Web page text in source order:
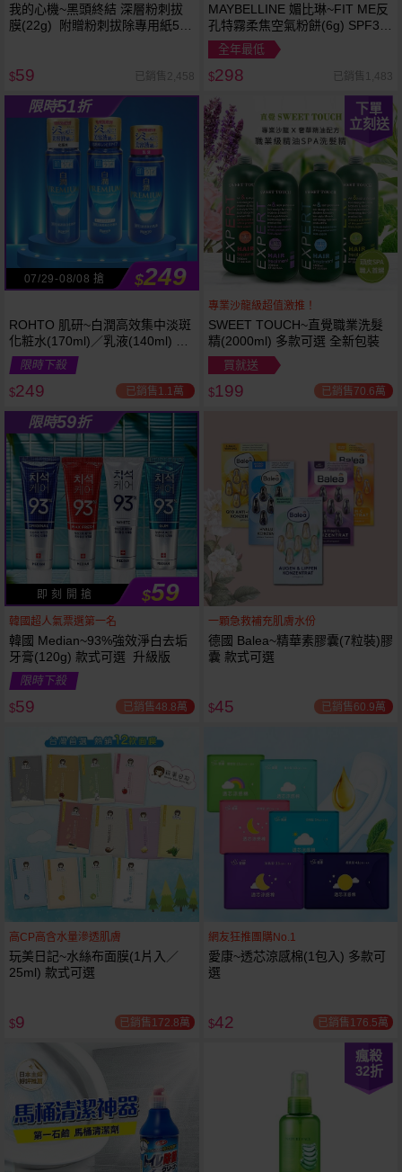
越多越
便宜
我的心機~黑頭終結 深層粉刺拔
膜(22g) 附贈粉刺拔除專用紙50
$59 已銷售2,458
MAYBELLINE 媚比琳~FIT ME反
孔特霧柔焦空氣粉餅(6g) SPF32
PA+++ 款式可選 空氣小圓餅
全年最低
$298 已銷售1,483
限時51折
07/29-08/08 搶 $249
ROHTO 肌研~白潤高效集中淡斑
化粧水(170ml)／乳液(140ml) 款
式可選
限時下殺
$249 已銷售1.1萬
下單
立刻送
專業沙龍級超值激推！
SWEET TOUCH~直覺職業洗髮
精(2000ml) 多款可選 全新包裝
買就送
$199 已銷售70.6萬
限時59折
即 刻 開 搶 $59
韓國超人氣票選第一名
韓國 Median~93%強效淨白去垢
牙膏(120g) 款式可選 升級版
限時下殺
$59 已銷售48.8萬
一顆急救補充肌膚水份
德國 Balea~精華素膠囊(7粒裝)膠
囊 款式可選
$45 已銷售60.9萬
高CP高含水量滲透肌膚
玩美日記~水絲布面膜(1片入／
25ml) 款式可選
$9 已銷售172.8萬
網友狂推團購No.1
愛康~透芯涼感棉(1包入) 多款可
選
$42 已銷售176.5萬
瘋殺
32折